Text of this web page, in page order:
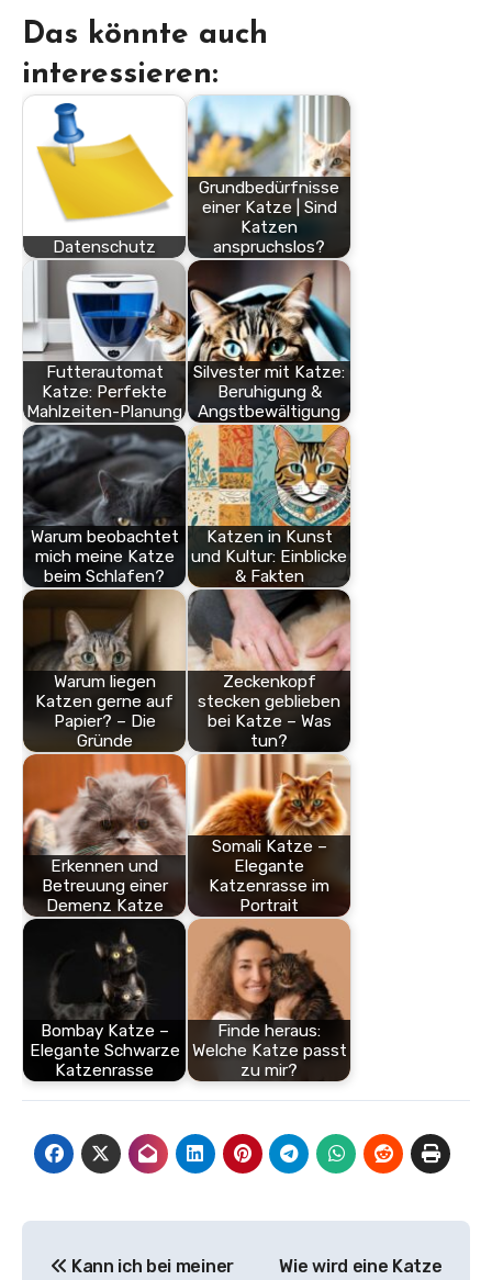
Das könnte auch
interessieren:
Datenschutz
Grundbedürfnisse
einer Katze | Sind
Katzen
anspruchslos?
Futterautomat
Katze: Perfekte
Mahlzeiten-Planung
Silvester mit Katze:
Beruhigung &
Angstbewältigung
Warum beobachtet
mich meine Katze
beim Schlafen?
Katzen in Kunst
und Kultur: Einblicke
& Fakten
Warum liegen
Katzen gerne auf
Papier? – Die
Gründe
Zeckenkopf
stecken geblieben
bei Katze – Was
tun?
Erkennen und
Betreuung einer
Demenz Katze
Somali Katze –
Elegante
Katzenrasse im
Portrait
Bombay Katze –
Elegante Schwarze
Katzenrasse
Finde heraus:
Welche Katze passt
zu mir?
Kann ich bei meiner Wie wird eine Katze